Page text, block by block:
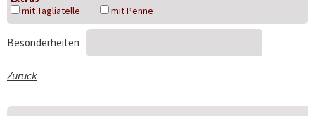
mit Tagliatelle
mit Penne
Besonderheiten
Zurück